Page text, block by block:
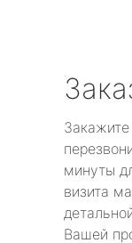
минуты
визита
Вашей